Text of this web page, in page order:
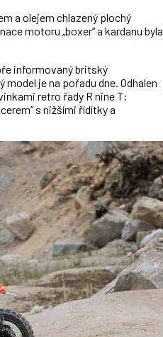
a olejem chlazený plochý
motoru „boxer“ a kardanu byla
informovaný britský
je na pořadu dne. Odhalen
retro řady R nine T:
s nižšími řídítky a